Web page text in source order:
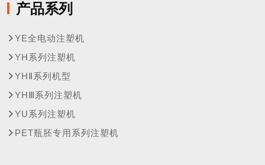
产品系列
YE全电动注塑机
YH系列注塑机
YHⅡ系列机型
YHⅢ系列注塑机
YU系列注塑机
PET瓶胚专用系列注塑机